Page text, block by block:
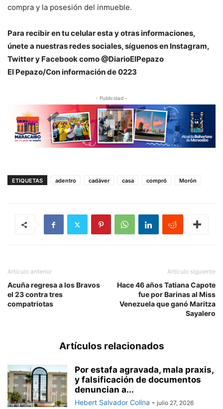
compra y la posesión del inmueble.
Para recibir en tu celular esta y otras informaciones,
únete a nuestras redes sociales, síguenos en Instagram,
Twitter y Facebook como @DiarioElPepazo
El Pepazo/Con información de 0223
- Publicidad -
ETIQUETAS adentro cadáver casa compró Morón
Artículo anterior
Acuña regresa a los Bravos
el 23 contra tres
compatriotas
Artículo siguiente
Hace 46 años Tatiana Capote
fue por Barinas al Miss
Venezuela que ganó Maritza
Sayalero
Artículos relacionados
Por estafa agravada, mala praxis,
y falsificación de documentos
denuncian a...
Hebert Salvador Colina - julio 27, 2026